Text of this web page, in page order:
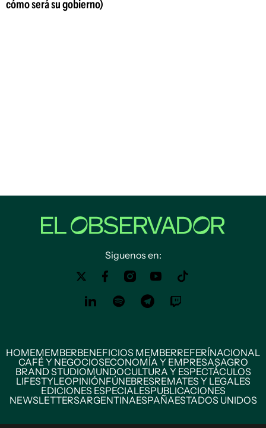
cómo será su gobierno)
Siguenos en:
HOMEMEMBERBENEFICIOS MEMBERREFERÍNACIONAL
CAFÉ Y NEGOCIOSECONOMÍA Y EMPRESASAGRO
BRAND STUDIOMUNDOCULTURA Y ESPECTÁCULOS
LIFESTYLEOPINIÓNFÚNEBRESREMATES Y LEGALES
EDICIONES ESPECIALESPUBLICACIONES
NEWSLETTERSARGENTINAESPAÑAESTADOS UNIDOS